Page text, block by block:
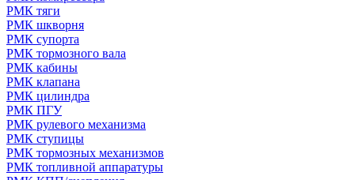
РМК тяги
РМК шкворня
РМК супорта
РМК тормозного вала
РМК кабины
РМК клапана
РМК цилиндра
РМК ПГУ
РМК рулевого механизма
РМК ступицы
РМК тормозных механизмов
РМК топливной аппаратуры